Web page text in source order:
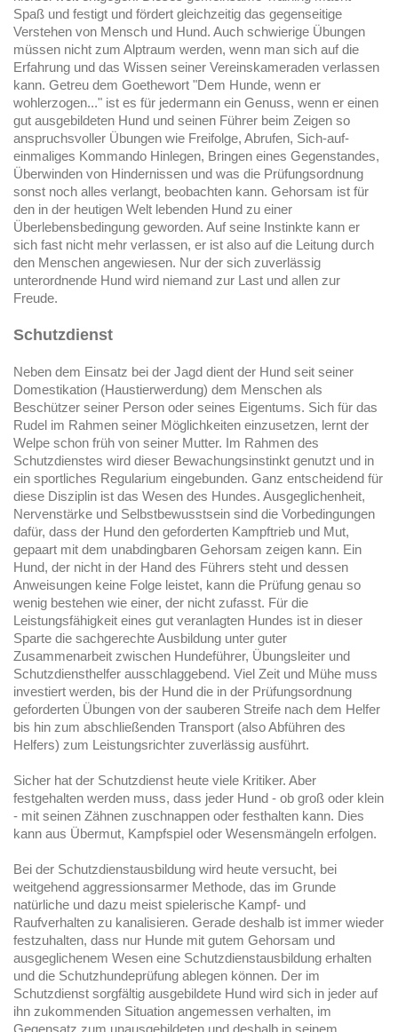
Spaß und festigt und fördert gleichzeitig das gegenseitige
Verstehen von Mensch und Hund. Auch schwierige Übungen
müssen nicht zum Alptraum werden, wenn man sich auf die
Erfahrung und das Wissen seiner Vereinskameraden verlassen
kann. Getreu dem Goethewort "Dem Hunde, wenn er
wohlerzogen..." ist es für jedermann ein Genuss, wenn er einen
gut ausgebildeten Hund und seinen Führer beim Zeigen so
anspruchsvoller Übungen wie Freifolge, Abrufen, Sich-auf-
einmaliges Kommando Hinlegen, Bringen eines Gegenstandes,
Überwinden von Hindernissen und was die Prüfungsordnung
sonst noch alles verlangt, beobachten kann. Gehorsam ist für
den in der heutigen Welt lebenden Hund zu einer
Überlebensbedingung geworden. Auf seine Instinkte kann er
sich fast nicht mehr verlassen, er ist also auf die Leitung durch
den Menschen angewiesen. Nur der sich zuverlässig
unterordnende Hund wird niemand zur Last und allen zur
Freude.
Schutzdienst
Neben dem Einsatz bei der Jagd dient der Hund seit seiner
Domestikation (Haustierwerdung) dem Menschen als
Beschützer seiner Person oder seines Eigentums. Sich für das
Rudel im Rahmen seiner Möglichkeiten einzusetzen, lernt der
Welpe schon früh von seiner Mutter. Im Rahmen des
Schutzdienstes wird dieser Bewachungsinstinkt genutzt und in
ein sportliches Regularium eingebunden. Ganz entscheidend für
diese Disziplin ist das Wesen des Hundes. Ausgeglichenheit,
Nervenstärke und Selbstbewusstsein sind die Vorbedingungen
dafür, dass der Hund den geforderten Kampftrieb und Mut,
gepaart mit dem unabdingbaren Gehorsam zeigen kann. Ein
Hund, der nicht in der Hand des Führers steht und dessen
Anweisungen keine Folge leistet, kann die Prüfung genau so
wenig bestehen wie einer, der nicht zufasst. Für die
Leistungsfähigkeit eines gut veranlagten Hundes ist in dieser
Sparte die sachgerechte Ausbildung unter guter
Zusammenarbeit zwischen Hundeführer, Übungsleiter und
Schutzdiensthelfer ausschlaggebend. Viel Zeit und Mühe muss
investiert werden, bis der Hund die in der Prüfungsordnung
geforderten Übungen von der sauberen Streife nach dem Helfer
bis hin zum abschließenden Transport (also Abführen des
Helfers) zum Leistungsrichter zuverlässig ausführt.
Sicher hat der Schutzdienst heute viele Kritiker. Aber
festgehalten werden muss, dass jeder Hund - ob groß oder klein
- mit seinen Zähnen zuschnappen oder festhalten kann. Dies
kann aus Übermut, Kampfspiel oder Wesensmängeln erfolgen.
Bei der Schutzdienstausbildung wird heute versucht, bei
weitgehend aggressionsarmer Methode, das im Grunde
natürliche und dazu meist spielerische Kampf- und
Raufverhalten zu kanalisieren. Gerade deshalb ist immer wieder
festzuhalten, dass nur Hunde mit gutem Gehorsam und
ausgeglichenem Wesen eine Schutzdienstausbildung erhalten
und die Schutzhundeprüfung ablegen können. Der im
Schutzdienst sorgfältig ausgebildete Hund wird sich in jeder auf
ihn zukommenden Situation angemessen verhalten, im